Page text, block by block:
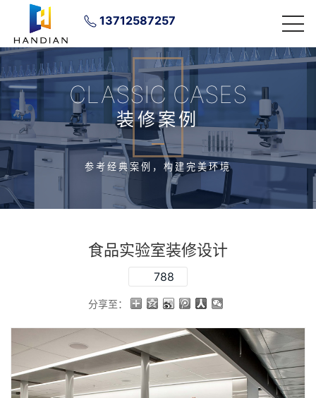
13712587257
CLASSIC CASES
装修案例
参考经典案例，构建完美环境
食品实验室装修设计
788
分享至：